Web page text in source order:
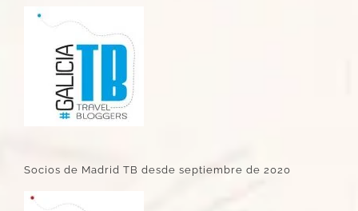
Socios de Madrid TB desde septiembre de 2020